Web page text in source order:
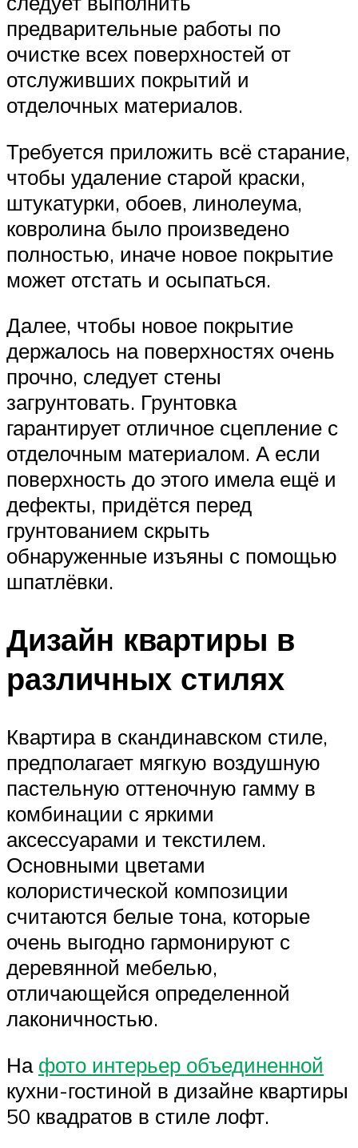
предварительные работы по
очистке всех поверхностей от
отслуживших покрытий и
отделочных материалов.
Требуется приложить всё старание,
чтобы удаление старой краски,
штукатурки, обоев, линолеума,
ковролина было произведено
полностью, иначе новое покрытие
может отстать и осыпаться.
Далее, чтобы новое покрытие
держалось на поверхностях очень
прочно, следует стены
загрунтовать. Грунтовка
гарантирует отличное сцепление с
отделочным материалом. А если
поверхность до этого имела ещё и
дефекты, придётся перед
грунтованием скрыть
обнаруженные изъяны с помощью
шпатлёвки.
Дизайн квартиры в
различных стилях
Квартира в скандинавском стиле,
предполагает мягкую воздушную
пастельную оттеночную гамму в
комбинации с яркими
аксессуарами и текстилем.
Основными цветами
колористической композиции
считаются белые тона, которые
очень выгодно гармонируют с
деревянной мебелью,
отличающейся определенной
лаконичностью.
На фото интерьер объединенной
кухни-гостиной в дизайне квартиры
50 квадратов в стиле лофт.